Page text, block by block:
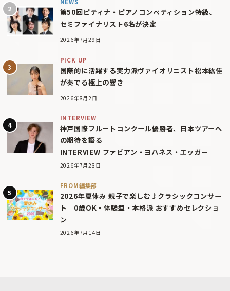
NEWS
第50回ピティナ・ピアノコンペティション特級、
セミファイナリスト6名が決定
2026年7月29日
PICK UP
国際的に活躍する実力派ヴァイオリニスト松本紘佳
が奏でる極上の響き
2026年8月2日
INTERVIEW
神戸国際フルートコンクール優勝者、日本ツアーへ
の期待を語る
INTERVIEW ファビアン・ヨハネス・エッガー
2026年7月28日
FROM編集部
2026年夏休み 親子で楽しむ♪クラシックコンサー
ト｜0歳OK・体験型・本格派 おすすめセレクショ
ン
2026年7月14日